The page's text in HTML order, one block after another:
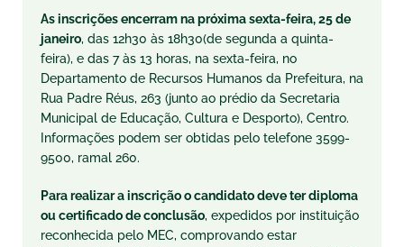
As inscrições encerram na próxima sexta-feira, 25 de
janeiro, das 12h30 às 18h30(de segunda a quinta-
feira), e das 7 às 13 horas, na sexta-feira, no
Departamento de Recursos Humanos da Prefeitura, na
Rua Padre Réus, 263 (junto ao prédio da Secretaria
Municipal de Educação, Cultura e Desporto), Centro.
Informações podem ser obtidas pelo telefone 3599-
9500, ramal 260.
Para realizar a inscrição o candidato deve ter diploma
ou certificado de conclusão, expedidos por instituição
reconhecida pelo MEC, comprovando estar